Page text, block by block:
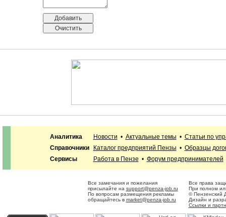
Аналитика Новости • Актуальные темы • Статьи по
Справочники
Каталог предприятий Пензы • Образцы
Сервисы
Работа в Пензе • Форум предпринимателей
Все замечания и пожелания
присылайте на support@penza-job.ru
По вопросам размещения рекламы
обращайтесь в market@penza-job.ru
Все права
При полном
© Пензенский
Дизайн и
Ссылки и